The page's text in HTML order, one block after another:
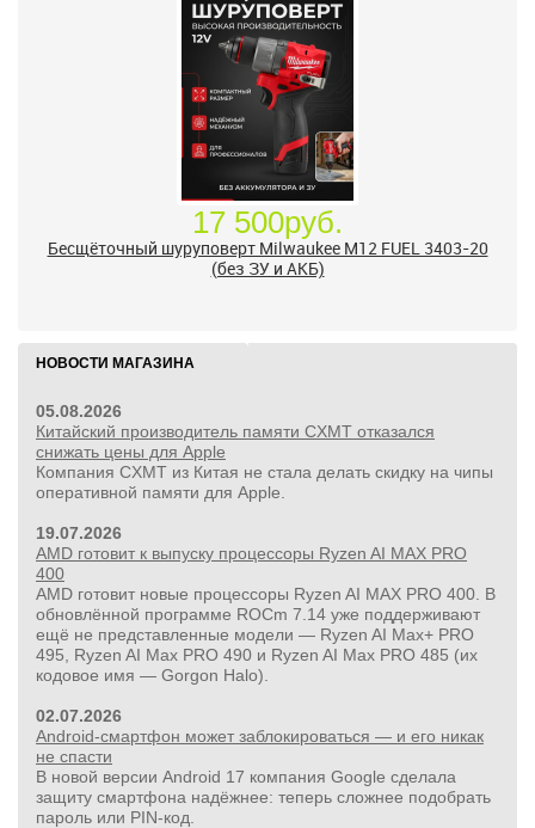
17 500руб.
Бесщёточный шуруповерт Milwaukee M12 FUEL 3403-20
(без ЗУ и АКБ)
НОВОСТИ МАГАЗИНА
05.08.2026
Китайский производитель памяти CXMT отказался
снижать цены для Apple
Компания CXMT из Китая не стала делать скидку на чипы
оперативной памяти для Apple.
19.07.2026
AMD готовит к выпуску процессоры Ryzen AI MAX PRO
400
AMD готовит новые процессоры Ryzen AI MAX PRO 400. В
обновлённой программе ROCm 7.14 уже поддерживают
ещё не представленные модели — Ryzen AI Max+ PRO
495, Ryzen AI Max PRO 490 и Ryzen AI Max PRO 485 (их
кодовое имя — Gorgon Halo).
02.07.2026
Android-смартфон может заблокироваться — и его никак
не спасти
В новой версии Android 17 компания Google сделала
защиту смартфона надёжнее: теперь сложнее подобрать
пароль или PIN‑код.